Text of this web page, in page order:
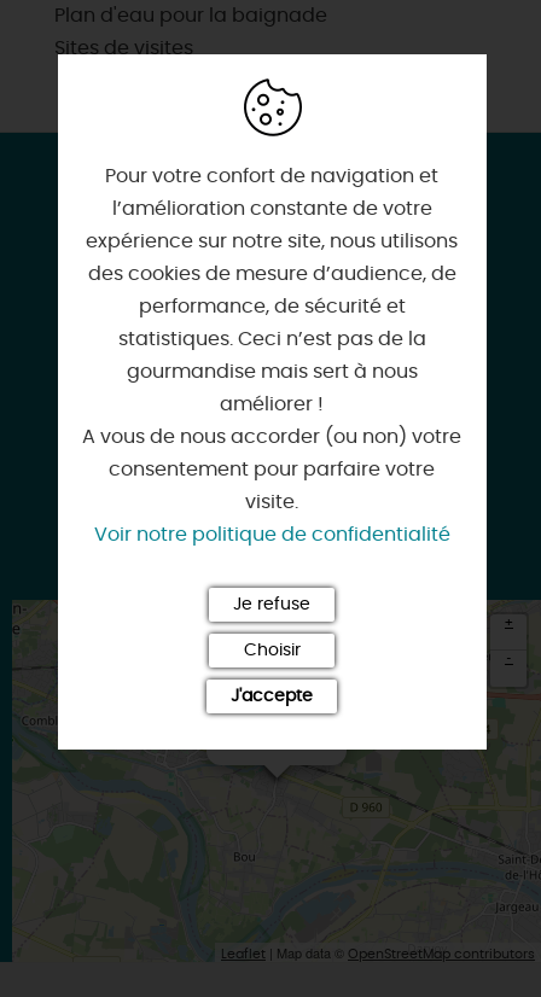
Plan d'eau pour la baignade
Sites de visites
CONTACT & LOCALISATION
La petite maison
220 Rue des Basroches
45430 MARDIE
06 01 13 28 45
Itinéraire vers
+
-
Leaflet | Map data © OpenStreetMap contributors
Pour votre confort de navigation et
l’amélioration constante de votre
expérience sur notre site, nous utilisons
des cookies de mesure d’audience, de
performance, de sécurité et
statistiques. Ceci n’est pas de la
gourmandise mais sert à nous
améliorer !
A vous de nous accorder (ou non) votre
consentement pour parfaire votre
visite.
Voir notre politique de confidentialité
Je refuse
Choisir
J'accepte